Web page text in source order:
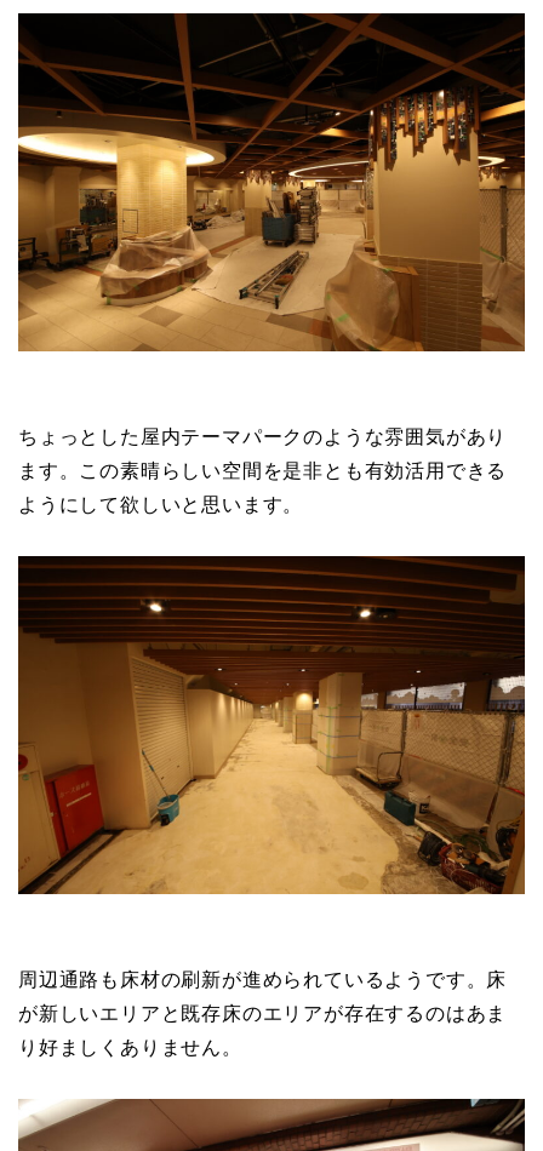
ちょっとした屋内テーマパークのような雰囲気があり
ます。この素晴らしい空間を是非とも有効活用できる
ようにして欲しいと思います。
周辺通路も床材の刷新が進められているようです。床
が新しいエリアと既存床のエリアが存在するのはあま
り好ましくありません。